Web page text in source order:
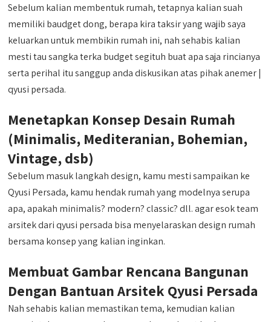
Sebelum kalian membentuk rumah, tetapnya kalian suah
memiliki baudget dong, berapa kira taksir yang wajib saya
keluarkan untuk membikin rumah ini, nah sehabis kalian
mesti tau sangka terka budget segituh buat apa saja rincianya
serta perihal itu sanggup anda diskusikan atas pihak anemer |
qyusi persada.
Menetapkan Konsep Desain Rumah
(Minimalis, Mediteranian, Bohemian,
Vintage, dsb)
Sebelum masuk langkah design, kamu mesti sampaikan ke
Qyusi Persada, kamu hendak rumah yang modelnya serupa
apa, apakah minimalis? modern? classic? dll. agar esok team
arsitek dari qyusi persada bisa menyelaraskan design rumah
bersama konsep yang kalian inginkan.
Membuat Gambar Rencana Bangunan
Dengan Bantuan Arsitek Qyusi Persada
Nah sehabis kalian memastikan tema, kemudian kalian